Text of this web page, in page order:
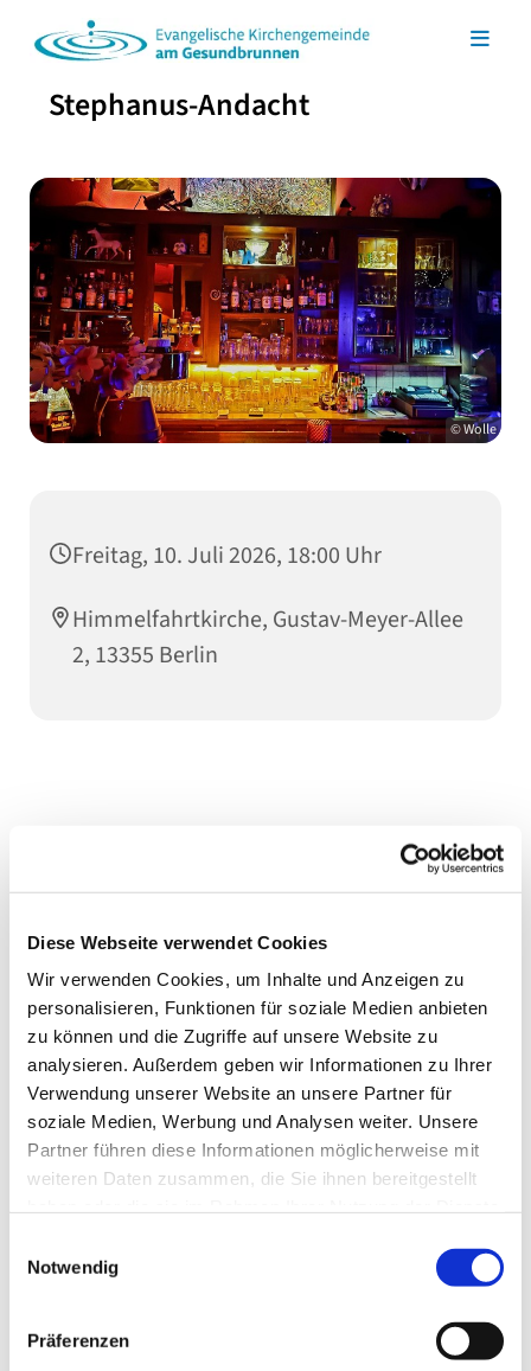
Diese Webseite verwendet Cookies
Wir verwenden Cookies, um Inhalte und Anzeigen zu
personalisieren, Funktionen für soziale Medien anbieten
zu können und die Zugriffe auf unsere Website zu
analysieren. Außerdem geben wir Informationen zu Ihrer
Verwendung unserer Website an unsere Partner für
soziale Medien, Werbung und Analysen weiter. Unsere
Partner führen diese Informationen möglicherweise mit
weiteren Daten zusammen, die Sie ihnen bereitgestellt
Notwendig
Präferenzen
Stephanus-Andacht
© Wolle
Freitag, 10. Juli 2026, 18:00 Uhr
Himmelfahrtkirche, Gustav-Meyer-Allee
2, 13355 Berlin